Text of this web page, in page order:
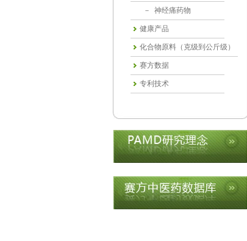
－ 神经痛药物
健康产品
化合物原料（克级到公斤级）
赛方数据
专利技术